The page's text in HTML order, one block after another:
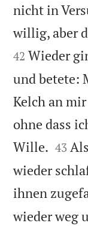
nicht in
willig, aber
42 Wieder
und betete:
Kelch an
ohne dass
Wille. 

43
wieder
ihnen
wieder weg